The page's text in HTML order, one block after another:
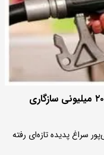
اکوتک / از بنزین ۱۰ هزار تومانی تا هزینه ۲۰ میلیونی سازگاری
سراغ پدیده تازه‌ای رفته